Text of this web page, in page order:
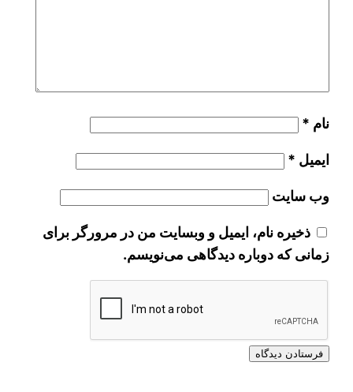
نام *
ایمیل *
وب‌ سایت
ذخیره نام، ایمیل و وبسایت من در مرورگر برای
زمانی که دوباره دیدگاهی می‌نویسم.